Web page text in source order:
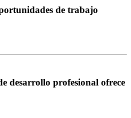
de trabajo
desarrollo profesional ofrece